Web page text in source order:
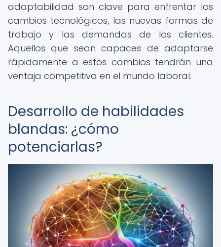
adaptabilidad son clave para enfrentar los
cambios tecnológicos, las nuevas formas de
trabajo y las demandas de los clientes.
Aquellos que sean capaces de adaptarse
rápidamente a estos cambios tendrán una
ventaja competitiva en el mundo laboral.
Desarrollo de habilidades
blandas: ¿cómo
potenciarlas?